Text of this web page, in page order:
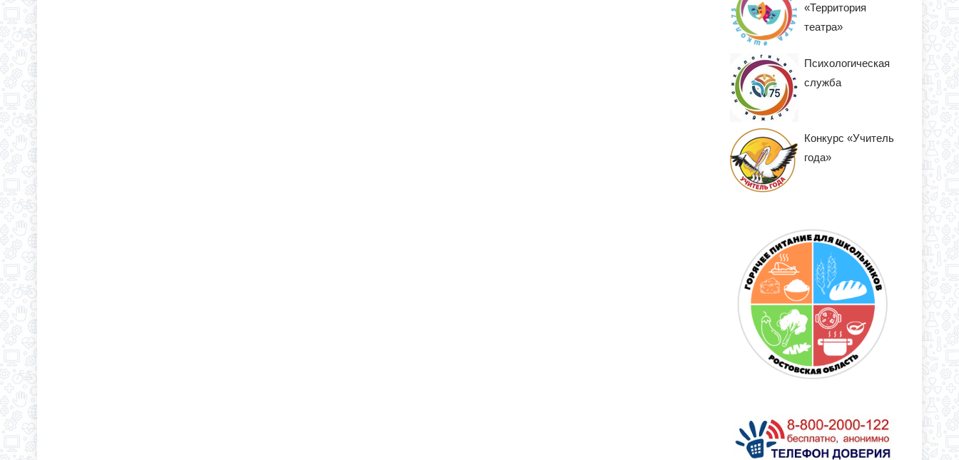
«Территория
театра»
Психологическая
служба
Конкурс «Учитель
года»